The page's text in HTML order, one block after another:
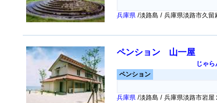
兵庫県 /淡路島 / 兵庫県淡路市久留
ペンション 山一屋
じゃら
ペンション
兵庫県 /淡路島 / 兵庫県淡路市岩屋